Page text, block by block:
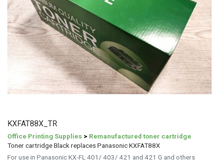
KXFAT88X_TR
Office Printing Supplies > Remanufactured toner cartridge
Toner cartridge Black replaces Panasonic KXFAT88X
For use in Panasonic KX-FL 401/ 403/ 421 and 421 G and others